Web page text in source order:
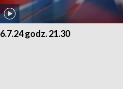
6.7.24 godz. 21.30